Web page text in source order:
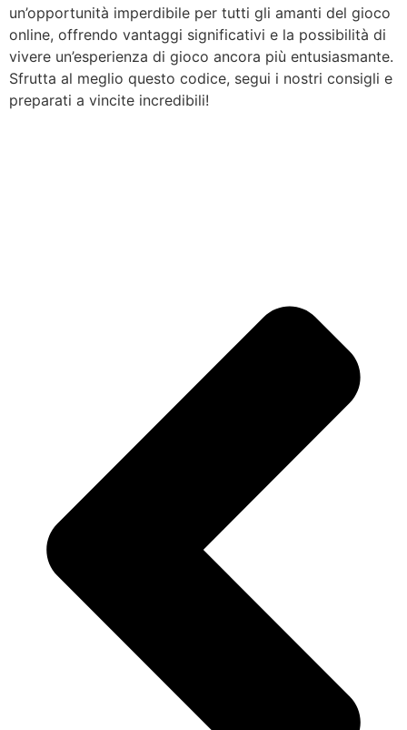
un’opportunità imperdibile per tutti gli amanti del gioco
online, offrendo vantaggi significativi e la possibilità di
vivere un’esperienza di gioco ancora più entusiasmante.
Sfrutta al meglio questo codice, segui i nostri consigli e
preparati a vincite incredibili!